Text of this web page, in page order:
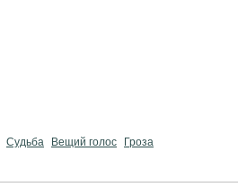
Судьба Вещий голос Гроза